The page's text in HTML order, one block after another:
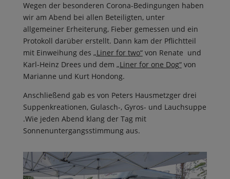
Wegen der besonderen Corona-Bedingungen haben
wir am Abend bei allen Beteiligten, unter
allgemeiner Erheiterung, Fieber gemessen und ein
Protokoll darüber erstellt. Dann kam der Pflichtteil
mit Einweihung des „Liner for two“von Renate und
Karl-Heinz Drees und dem „Liner for one Dog“von
Marianne und Kurt Hondong.
Anschließend gab es von Peters Hausmetzger drei
Suppenkreationen, Gulasch-, Gyros- und Lauchsuppe
.Wie jeden Abend klang der Tag mit
Sonnenuntergangsstimmung aus.